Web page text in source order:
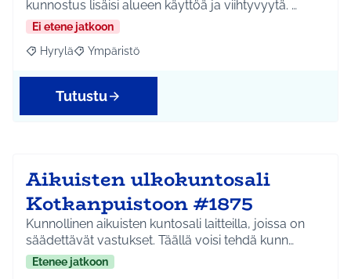
kunnostus lisäisi alueen käyttöä ja viihtyvyytä. …
Ei etene jatkoon
Rajaa tulokset aihepiirin mukaan: Hyrylä
Hyrylä Rajaa tulokset teeman mukaan: Ympäristö
Ympäristö
Tutustu
Aikuisten ulkokuntosali
Kotkanpuistoon #1875
Kunnollinen aikuisten kuntosali laitteilla, joissa on
säädettävät vastukset. Täällä voisi tehdä kunn…
Etenee jatkoon